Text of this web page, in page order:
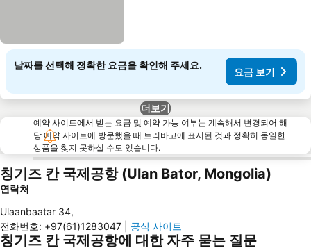
날짜를 선택해 정확한 요금을 확인해 주세요.
요금 보기
더보기
예약 사이트에서 받는 요금 및 예약 가능 여부는 계속해서 변경되어 해
당 예약 사이트에 방문했을 때 트리바고에 표시된 것과 정확히 동일한
상품을 찾지 못하실 수도 있습니다.
칭기즈 칸 국제공항 (Ulan Bator, Mongolia)
연락처
Ulaanbaatar 34,
전화번호: +97(61)1283047 공식 사이트
칭기즈 칸 국제공항에 대한 자주 묻는 질문